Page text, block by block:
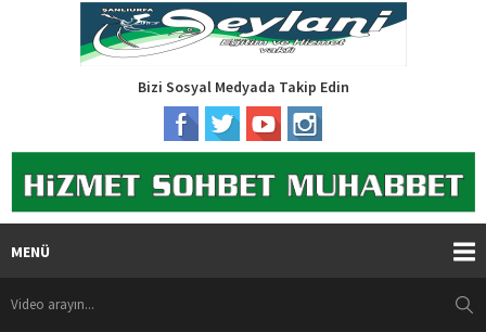
Bizi Sosyal Medyada Takip Edin
MENÜ